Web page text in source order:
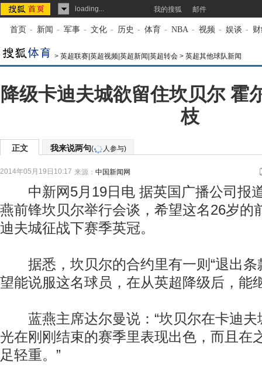
loading... 我的搜狐 邮件
首页 - 新闻 - 军事 - 文化 - 历史 - 体育 - NBA - 视频 - 娱谈 -
> 英超联赛|英超视频|英超新闻|英超转会 > 英超其他球队新闻
降级卡迪夫城欲留住坎贝尔 霍
枝
正文 我来说两句( 人参与)
2014年05月19日10:17 来源： 中国新闻网
中新网5月19日电 据英国广播公司报
燕前锋坎贝尔举行会谈，希望这名26岁的
迪夫城征战下赛季英冠。
据悉，坎贝尔的合约里有一则“退出条
望能说服这名球员，在从英超降级后，能
蓝燕主席达尔曼说：“坎贝尔在卡迪夫
光在刚刚结束的赛季里表现出色，而且在
足轻重。”